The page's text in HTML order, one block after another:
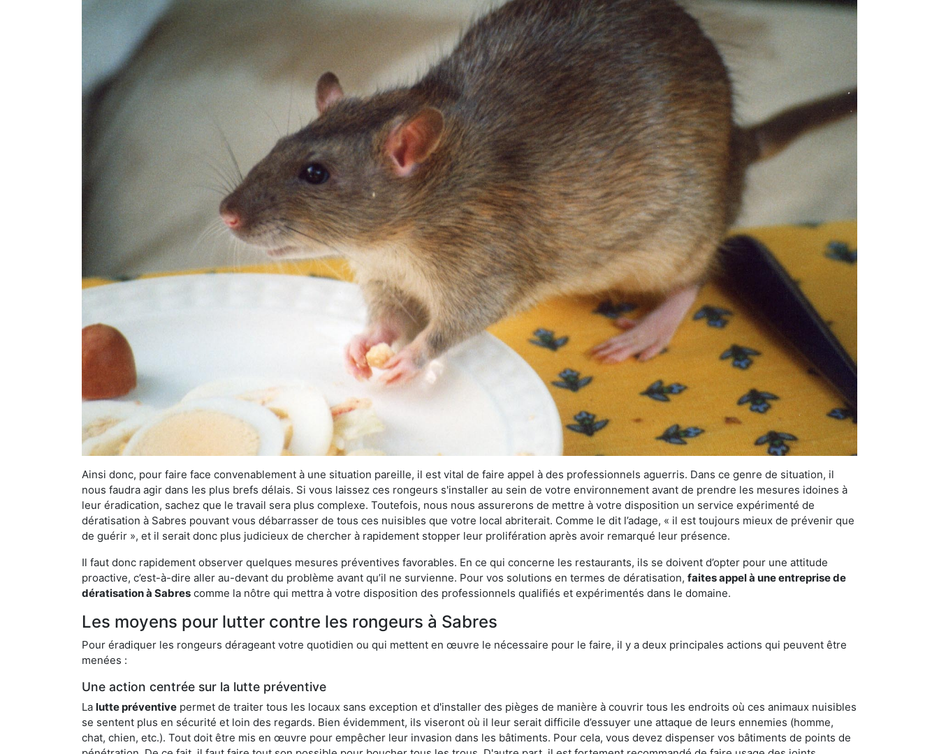
Ainsi donc, pour faire face convenablement à une situation pareille, il est vital de faire appel à des professionnels aguerris. Dans ce genre de situation, il
nous faudra agir dans les plus brefs délais. Si vous laissez ces rongeurs s'installer au sein de votre environnement avant de prendre les mesures idoines à
leur éradication, sachez que le travail sera plus complexe. Toutefois, nous nous assurerons de mettre à votre disposition un service expérimenté de
dératisation à Sabres pouvant vous débarrasser de tous ces nuisibles que votre local abriterait. Comme le dit l’adage, « il est toujours mieux de prévenir que
de guérir », et il serait donc plus judicieux de chercher à rapidement stopper leur prolifération après avoir remarqué leur présence.
Il faut donc rapidement observer quelques mesures préventives favorables. En ce qui concerne les restaurants, ils se doivent d’opter pour une attitude
proactive, c’est-à-dire aller au-devant du problème avant qu’il ne survienne. Pour vos solutions en termes de dératisation, faites appel à une entreprise de
dératisation à Sabres comme la nôtre qui mettra à votre disposition des professionnels qualifiés et expérimentés dans le domaine.
Les moyens pour lutter contre les rongeurs à Sabres
Pour éradiquer les rongeurs dérageant votre quotidien ou qui mettent en œuvre le nécessaire pour le faire, il y a deux principales actions qui peuvent être
menées :
Une action centrée sur la lutte préventive
La lutte préventive permet de traiter tous les locaux sans exception et d'installer des pièges de manière à couvrir tous les endroits où ces animaux nuisibles
se sentent plus en sécurité et loin des regards. Bien évidemment, ils viseront où il leur serait difficile d’essuyer une attaque de leurs ennemies (homme,
chat, chien, etc.). Tout doit être mis en œuvre pour empêcher leur invasion dans les bâtiments. Pour cela, vous devez dispenser vos bâtiments de points de